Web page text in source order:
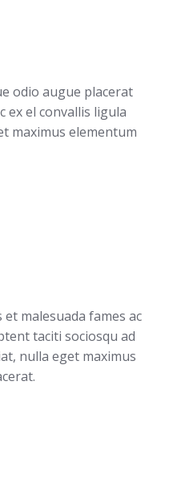
odio augue placerat
ex el convallis ligula
maximus elementum
malesuada fames ac
taciti sociosqu ad
nulla eget maximus